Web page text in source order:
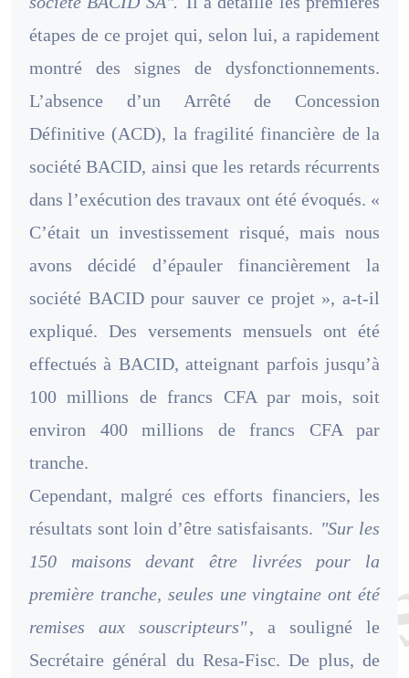
étapes de ce projet qui, selon lui, a rapidement
montré des signes de dysfonctionnements.
L’absence d’un Arrêté de Concession
Définitive (ACD), la fragilité financière de la
société BACID, ainsi que les retards récurrents
dans l’exécution des travaux ont été évoqués. «
C’était un investissement risqué, mais nous
avons décidé d’épauler financièrement la
société BACID pour sauver ce projet », a-t-il
expliqué. Des versements mensuels ont été
effectués à BACID, atteignant parfois jusqu’à
100 millions de francs CFA par mois, soit
environ 400 millions de francs CFA par
tranche.
Cependant, malgré ces efforts financiers, les
résultats sont loin d’être satisfaisants. "Sur les
150 maisons devant être livrées pour la
première tranche, seules une vingtaine ont été
remises aux souscripteurs", a souligné le
Secrétaire général du Resa-Fisc. De plus, de